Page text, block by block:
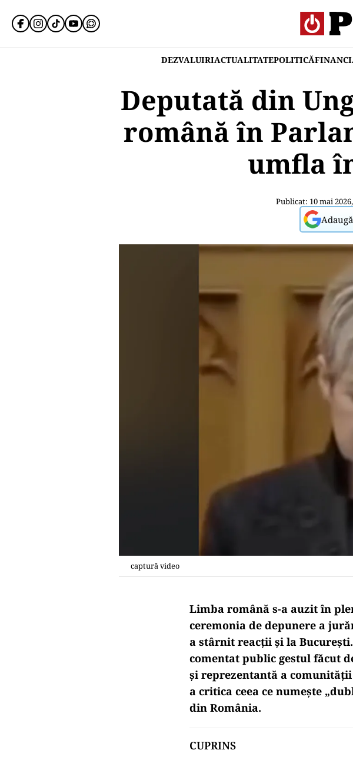
DEZVALUIRIACTUALITATEPOLITICĂ
Deputată din
română în
umfla
Publicat: 10 mai
captură video
Limba română s-a auzit în
ceremonia de depunere a
a stârnit reacții și la
comentat public gestul făcut
și reprezentantă a
a critica ceea ce numește
din România.
CUPRINS